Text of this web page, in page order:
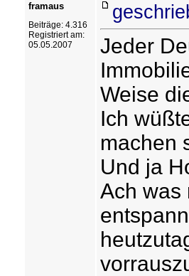
framaus
Beiträge: 4.316
Registriert am:
05.05.2007
Jeder
Weise
Ich
machen
Und ja
Ach was